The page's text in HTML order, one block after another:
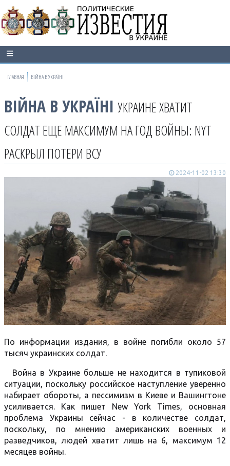
ГЛАВНАЯ ВІЙНА В УКРАЇНІ
ВІЙНА В УКРАЇНІ УКРАИНЕ ХВАТИТ
СОЛДАТ ЕЩЕ МАКСИМУМ НА ГОД ВОЙНЫ: NYT
РАСКРЫЛ ПОТЕРИ ВСУ
2024-11-02 13:30
По информации издания, в войне погибли около 57
тысяч украинских солдат.
Война в Украине больше не находится в тупиковой
ситуации, поскольку российское наступление уверенно
набирает обороты, а пессимизм в Киеве и Вашингтоне
усиливается. Как пишет New York Times, основная
проблема Украины сейчас - в количестве солдат,
поскольку, по мнению американских военных и
разведчиков, людей хватит лишь на 6, максимум 12
месяцев войны.